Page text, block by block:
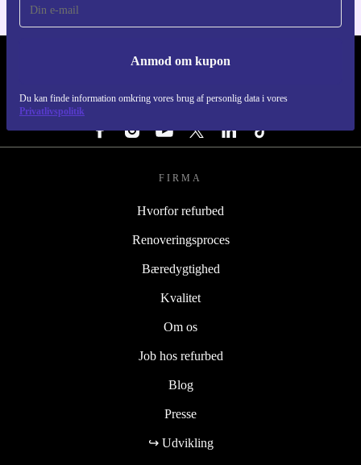
Anmod om kupon
Du kan finde information omkring vores brug af personlig data i vores
Privatlivspolitik
REFURBED DANMARK - RETHINK NEW.
FØLG OS
FIRMA
Hvorfor refurbed
Renoveringsproces
Bæredygtighed
Kvalitet
Om os
Job hos refurbed
Blog
Presse
↪ Udvikling